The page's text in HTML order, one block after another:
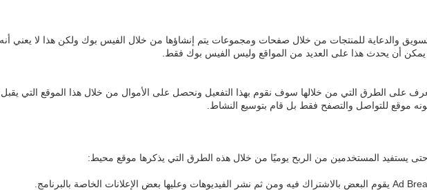
والدعاية للمنتجات من خلال صفحات ومجموعات يتم إنشاؤها من خلال الفيس بوك ولكن هذا لا يعني
يمكن أن يحدث هذا على العديد من المواقع وليس الفيس بوك فقط.
على الطرق التي من خلالها سوف نقوم بهذا التفعيل ونحصل على الأموال من خلال هذا الموقع التي يقبل
موقع للتواصل والتصفح فقط بل قام بتوسيع النشاط.
يستفيد المستخدمين من الربح يوميًا من خلال هذه الطرق التي يذكرها موقع محيط: